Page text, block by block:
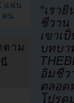
“เรา
ชีวาน
เขาเ
บทบา
อิมชีว
ตลอด
โปร
แฟน
คน
ตาม